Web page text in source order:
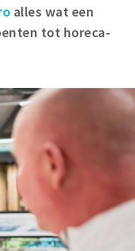
alles wat een
tot horeca-